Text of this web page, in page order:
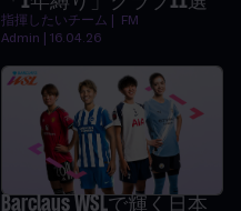
指揮したいチーム | FM
Admin | 16.04.26
Barclays WSLで輝く日本